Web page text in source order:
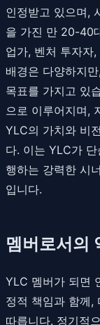
인정받고 있으며,
을 가진 만 20-40
업가, 벤처 투자자
배경은 다양하지
목표를 가지고 있
으로 이루어지며,
YLC의 가치와 비
다. 이는 YLC가
행하는 강력한 시
입니다.
멤버로서의
YLC 멤버가 되면
정적 책임과 함께,
따릅니다. 정기적